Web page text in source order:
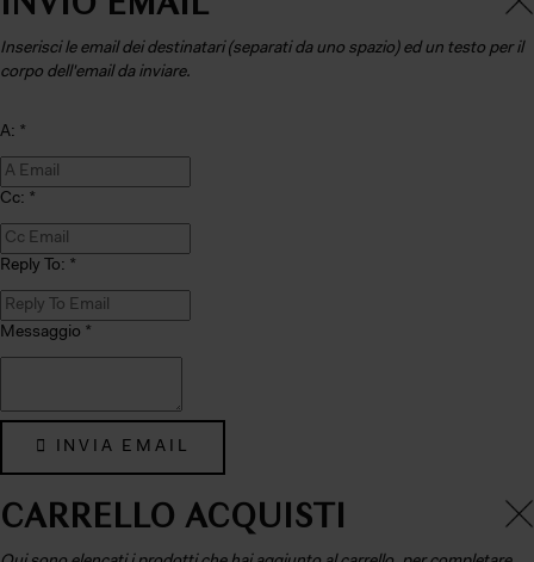
Inserisci le email dei destinatari (separati da uno spazio) ed un testo per il
corpo dell'email da inviare.
A: *
Cc: *
Reply To: *
Messaggio *
INVIA EMAIL
×
CARRELLO ACQUISTI